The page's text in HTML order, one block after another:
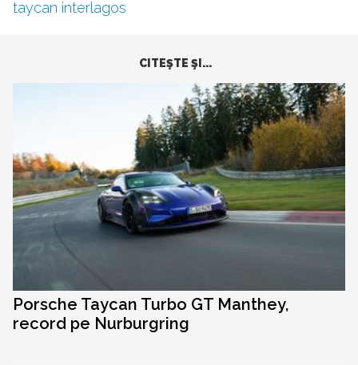
taycan interlagos
CITEŞTE ŞI...
Porsche Taycan Turbo GT Manthey,
record pe Nurburgring